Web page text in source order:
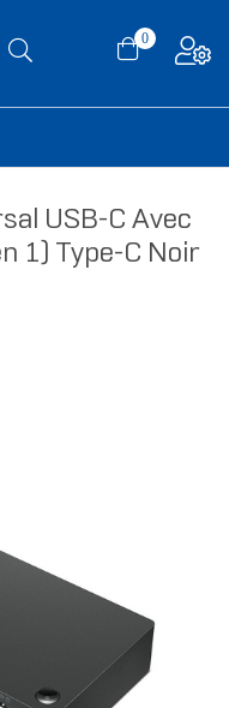
0
USB-C Avec
1) Type-C Noir